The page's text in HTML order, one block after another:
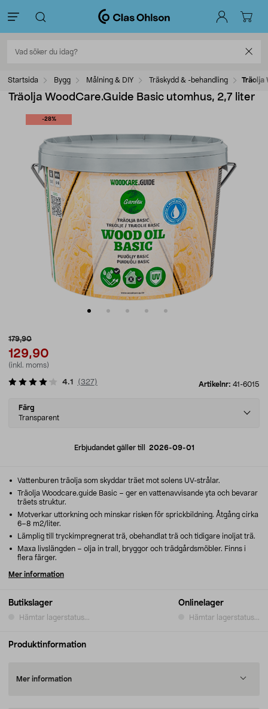
Startsida Bygg Målning & DIY Träskydd & -behandling Träolja
Träolja WoodCare.Guide Basic utomhus, 2,7 liter
-28%
179,90
129,90
(inkl. moms)
Artikelnr: 41-6015
4.1 (327)
Select
variant
Färg
Transparent
Erbjudandet gäller till 2026-09-01
Butikslager
Hämtar lagerstatus...
Onlinelager
Hämtar lagerstatus...
Vattenburen träolja som skyddar träet mot solens UV-strålar.
Träolja Woodcare.guide Basic – ger en vattenavvisande yta och bevarar
träets struktur.
Motverkar uttorkning och minskar risken för sprickbildning. Åtgång cirka
6–8 m2/liter.
Lämplig till tryckimpregnerat trä, obehandlat trä och tidigare inoljat trä.
Maxa livslängden – olja in trall, bryggor och trädgårdsmöbler. Finns i
flera färger.
Mer information
Produktinformation
Mer information